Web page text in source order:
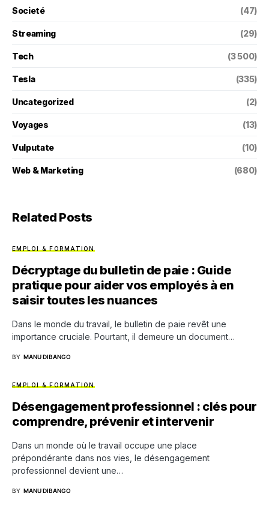
Societé (47)
Streaming (29)
Tech (3 500)
Tesla (335)
Uncategorized (2)
Voyages (13)
Vulputate (10)
Web & Marketing (680)
Related Posts
EMPLOI & FORMATION
Décryptage du bulletin de paie : Guide
pratique pour aider vos employés à en
saisir toutes les nuances
Dans le monde du travail, le bulletin de paie revêt une
importance cruciale. Pourtant, il demeure un document…
BY MANU DIBANGO
EMPLOI & FORMATION
Désengagement professionnel : clés pour
comprendre, prévenir et intervenir
Dans un monde où le travail occupe une place
prépondérante dans nos vies, le désengagement
professionnel devient une…
BY MANU DIBANGO